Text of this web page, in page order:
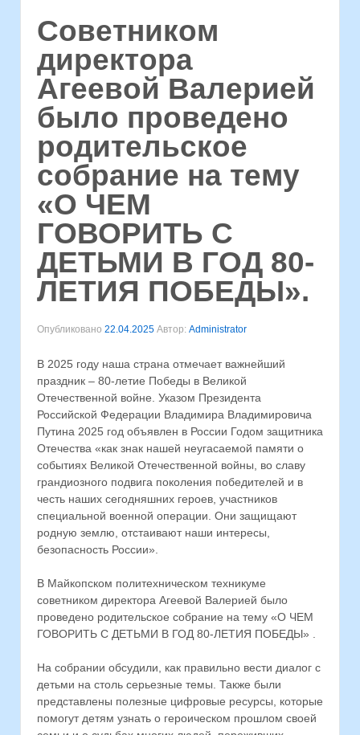
Советником
директора
Агеевой Валерией
было проведено
родительское
собрание на тему
«О ЧЕМ
ГОВОРИТЬ С
ДЕТЬМИ В ГОД 80-
ЛЕТИЯ ПОБЕДЫ».
Опубликовано 22.04.2025 Автор: Administrator
В 2025 году наша страна отмечает важнейший
праздник – 80-летие Победы в Великой
Отечественной войне. Указом Президента
Российской Федерации Владимира Владимировича
Путина 2025 год объявлен в России Годом защитника
Отечества «как знак нашей неугасаемой памяти о
событиях Великой Отечественной войны, во славу
грандиозного подвига поколения победителей и в
честь наших сегодняшних героев, участников
специальной военной операции. Они защищают
родную землю, отстаивают наши интересы,
безопасность России».
В Майкопском политехническом техникуме
советником директора Агеевой Валерией было
проведено родительское собрание на тему «О ЧЕМ
ГОВОРИТЬ С ДЕТЬМИ В ГОД 80-ЛЕТИЯ ПОБЕДЫ» .
На собрании обсудили, как правильно вести диалог с
детьми на столь серьезные темы. Также были
представлены полезные цифровые ресурсы, которые
помогут детям узнать о героическом прошлом своей